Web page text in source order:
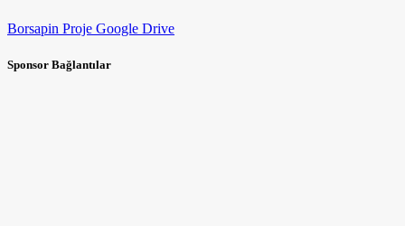
Borsapin Proje Google Drive
Sponsor Bağlantılar